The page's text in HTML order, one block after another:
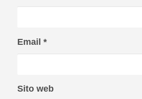
Email *
Sito web